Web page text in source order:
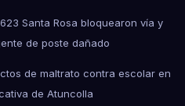
Santa Rosa bloquearon vía y
de poste dañado
de maltrato contra escolar en
de Atuncolla